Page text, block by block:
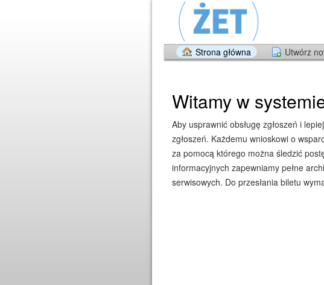
Strona główna Utwórz
Witamy w
Aby usprawnić obsługę zgłoszeń i
zgłoszeń. Każdemu wnioskowi o
za pomocą którego można śledzić
informacyjnych zapewniamy pełne
serwisowych. Do przesłania biletu